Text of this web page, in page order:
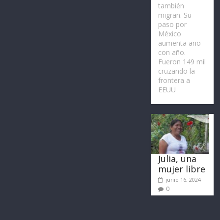
también
migran. Su
paso por
México
aumenta año
con año.
Fueron 149 mil
cruzando la
frontera a
EEUU
Julia, una
mujer libre
junio 16, 2024
0